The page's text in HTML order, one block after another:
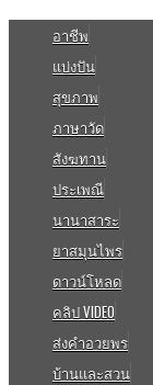
อาชีพ
แบ่งปัน
สุขภาพ
ภาษาวัด
สังฆทาน
ประเพณี
นานาสาระ
ยาสมุนไพร
ดาวน์โหลด
คลิป VIDEO
ส่งคำอวยพร
บ้านและสวน